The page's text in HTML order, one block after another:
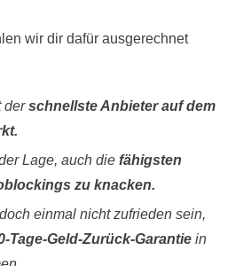
wir dir dafür ausgerechnet
derschnellste Anbieter auf dem
Lage, auch die fähigsten
zu knacken.
einmal nicht zufrieden sein,
Tage-Geld-Zurück-Garantiein